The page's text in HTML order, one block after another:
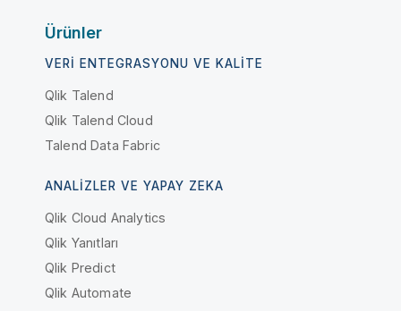
Ürünler
VERI ENTEGRASYONU VE KALITE
Qlik Talend
Qlik Talend Cloud
Talend Data Fabric
ANALIZLER VE YAPAY ZEKA
Qlik Cloud Analytics
Qlik Yanıtları
Qlik Predict
Qlik Automate